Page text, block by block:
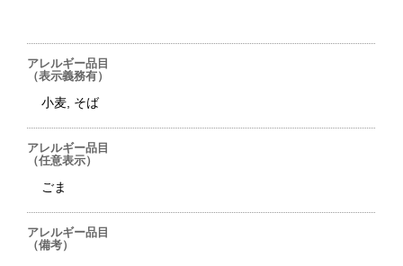
アレルギー品目
（表示義務有）
小麦, そば
アレルギー品目
（任意表示）
ごま
アレルギー品目
（備考）